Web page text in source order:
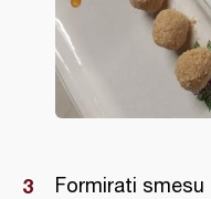
Formirati